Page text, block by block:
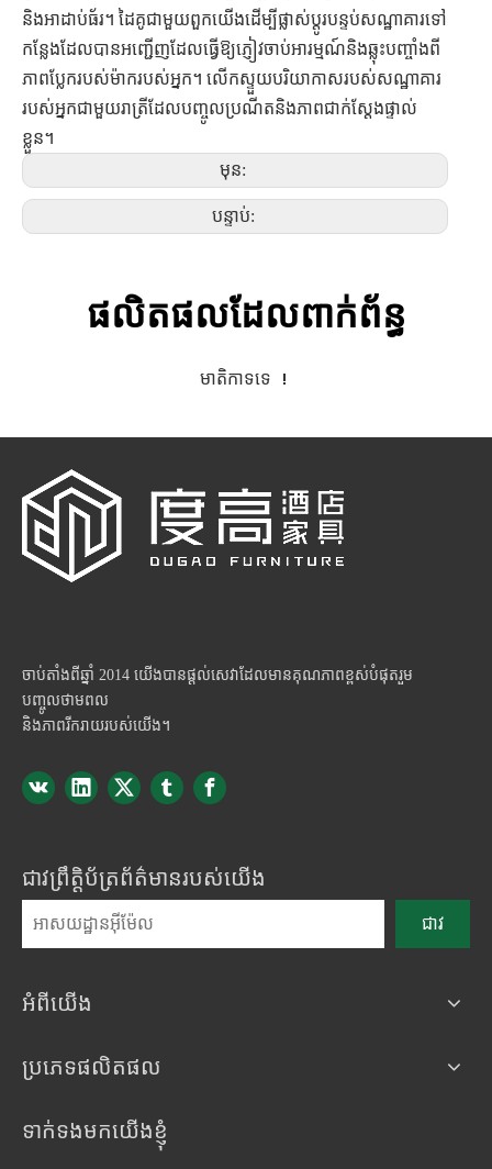
និងអាដាប់ធ័រ។ ដៃគូជាមួយពួកយើងដើម្បីផ្លាស់ប្តូរបន្ទប់សណ្ឋាគារទៅ
កន្លែងដែលបានអញ្ជើញដែលធ្វើឱ្យភ្ញៀវចាប់អារម្មណ៍និងឆ្លុះបញ្ចាំងពី
ភាពប្លែករបស់ម៉ាករបស់អ្នក។ លើកស្ទួយបរិយាកាសរបស់សណ្ឋាគារ
របស់អ្នកជាមួយរាត្រីដែលបញ្ចូលប្រណីតនិងភាពជាក់ស្តែងផ្ទាល់
ខ្លួន។
មុន:
បន្ទាប់:
ផលិតផលដែលពាក់ព័ន្ធ
មាតិកាទទេ ！
ចាប់តាំងពីឆ្នាំ 2014 យើងបានផ្តល់សេវាដែលមានគុណភាពខ្ពស់បំផុតរួម
បញ្ចូលថាមពល
និងភាពរីករាយរបស់យើង។
ជាវព្រឹត្តិប័ត្រព័ត៌មានរបស់យើង
ជាវ
អំពីយើង
ប្រភេទផលិតផល
ទាក់ទងមកយើងខ្ញុំ